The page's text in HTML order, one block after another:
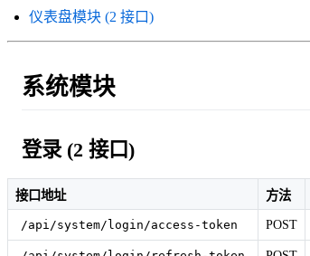
仪表盘模块 (2 接口)
系统模块
登录 (2 接口)
接口地址 方法
/api/system/login/access-token POST